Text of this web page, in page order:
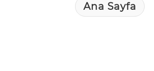
Ana Sayfa